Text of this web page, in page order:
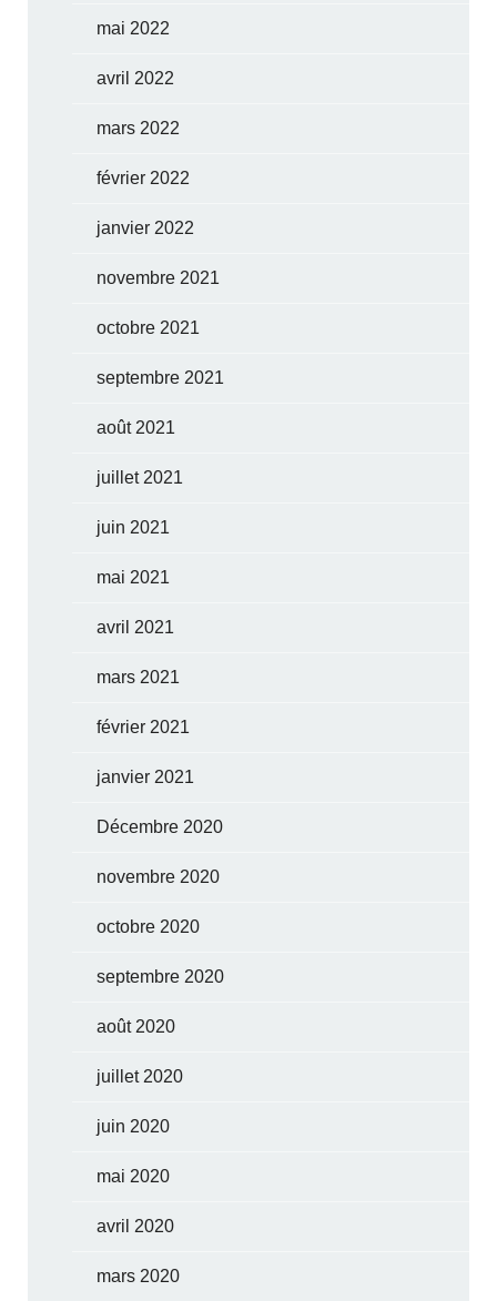
mai 2022
avril 2022
mars 2022
février 2022
janvier 2022
novembre 2021
octobre 2021
septembre 2021
août 2021
juillet 2021
juin 2021
mai 2021
avril 2021
mars 2021
février 2021
janvier 2021
Décembre 2020
novembre 2020
octobre 2020
septembre 2020
août 2020
juillet 2020
juin 2020
mai 2020
avril 2020
mars 2020